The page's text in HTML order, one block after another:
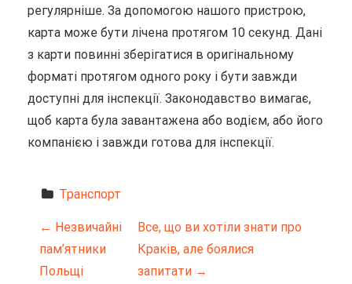
регулярніше. За допомогою нашого пристрою,
карта може бути лічена протягом 10 секунд. Дані
з карти повинні зберігатися в оригінальному
форматі протягом одного року і бути завжди
доступні для інспекції. Законодавство вимагає,
щоб карта була завантажена або водієм, або його
компанією і завжди готова для інспекції.
Транспорт
Н
а
← Незвичайні
пам’ятники
Польщі
Все, що ви хотіли знати про
Краків, але боялися
запитати →